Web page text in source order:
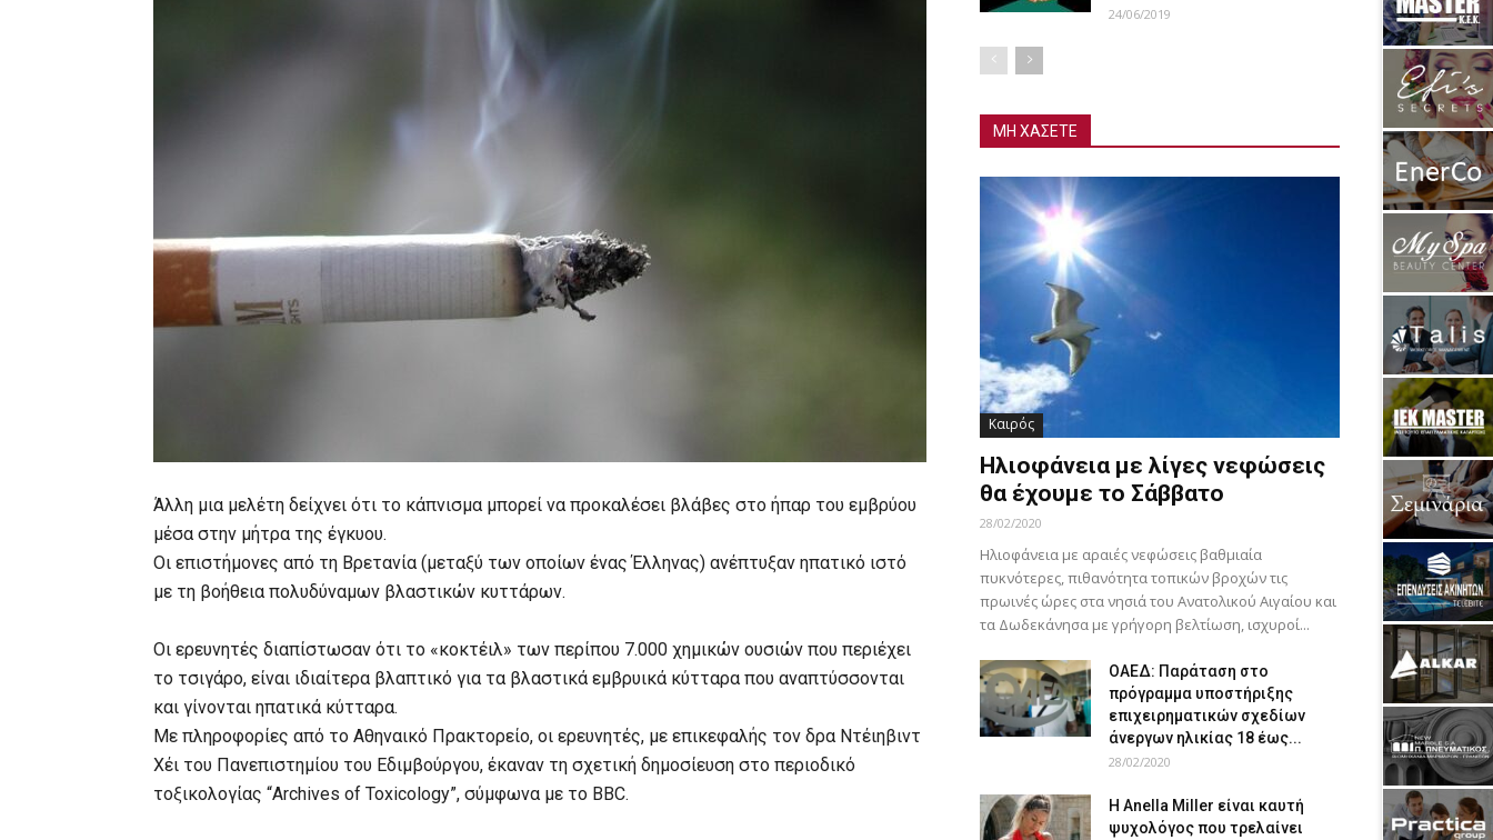
Άλλη μια μελέτη δείχνει ότι το κάπνισμα μπορεί να προκαλέσει βλάβες στο ήπαρ του εμβρύου
μέσα στην μήτρα της έγκυου.
Οι επιστήμονες από τη Βρετανία (μεταξύ των οποίων ένας Έλληνας) ανέπτυξαν ηπατικό ιστό
με τη βοήθεια πολυδύναμων βλαστικών κυττάρων.
Οι ερευνητές διαπίστωσαν ότι το «κοκτέιλ» των περίπου 7.000 χημικών ουσιών που περιέχει
το τσιγάρο, είναι ιδιαίτερα βλαπτικό για τα βλαστικά εμβρυικά κύτταρα που αναπτύσσονται
και γίνονται ηπατικά κύτταρα.
Με πληροφορίες από το Αθηναικό Πρακτορείο, οι ερευνητές, με επικεφαλής τον δρα Ντέιηβιντ
Χέι του Πανεπιστημίου του Εδιμβούργου, έκαναν τη σχετική δημοσίευση στο περιοδικό
τοξικολογίας “Archives of Toxicology”, σύμφωνα με το BBC.
24/06/2019
ΜΗ ΧΑΣΕΤΕ
Καιρός
Ηλιοφάνεια με λίγες νεφώσεις
θα έχουμε το Σάββατο
28/02/2020
Ηλιοφάνεια με αραιές νεφώσεις βαθμιαία
πυκνότερες, πιθανότητα τοπικών βροχών τις
πρωινές ώρες στα νησιά του Ανατολικού Αιγαίου και
τα Δωδεκάνησα με γρήγορη βελτίωση, ισχυροί...
ΟΑΕΔ: Παράταση στο
πρόγραμμα υποστήριξης
επιχειρηματικών σχεδίων
άνεργων ηλικίας 18 έως...
28/02/2020
Η Anella Miller είναι καυτή
ψυχολόγος που τρελαίνει